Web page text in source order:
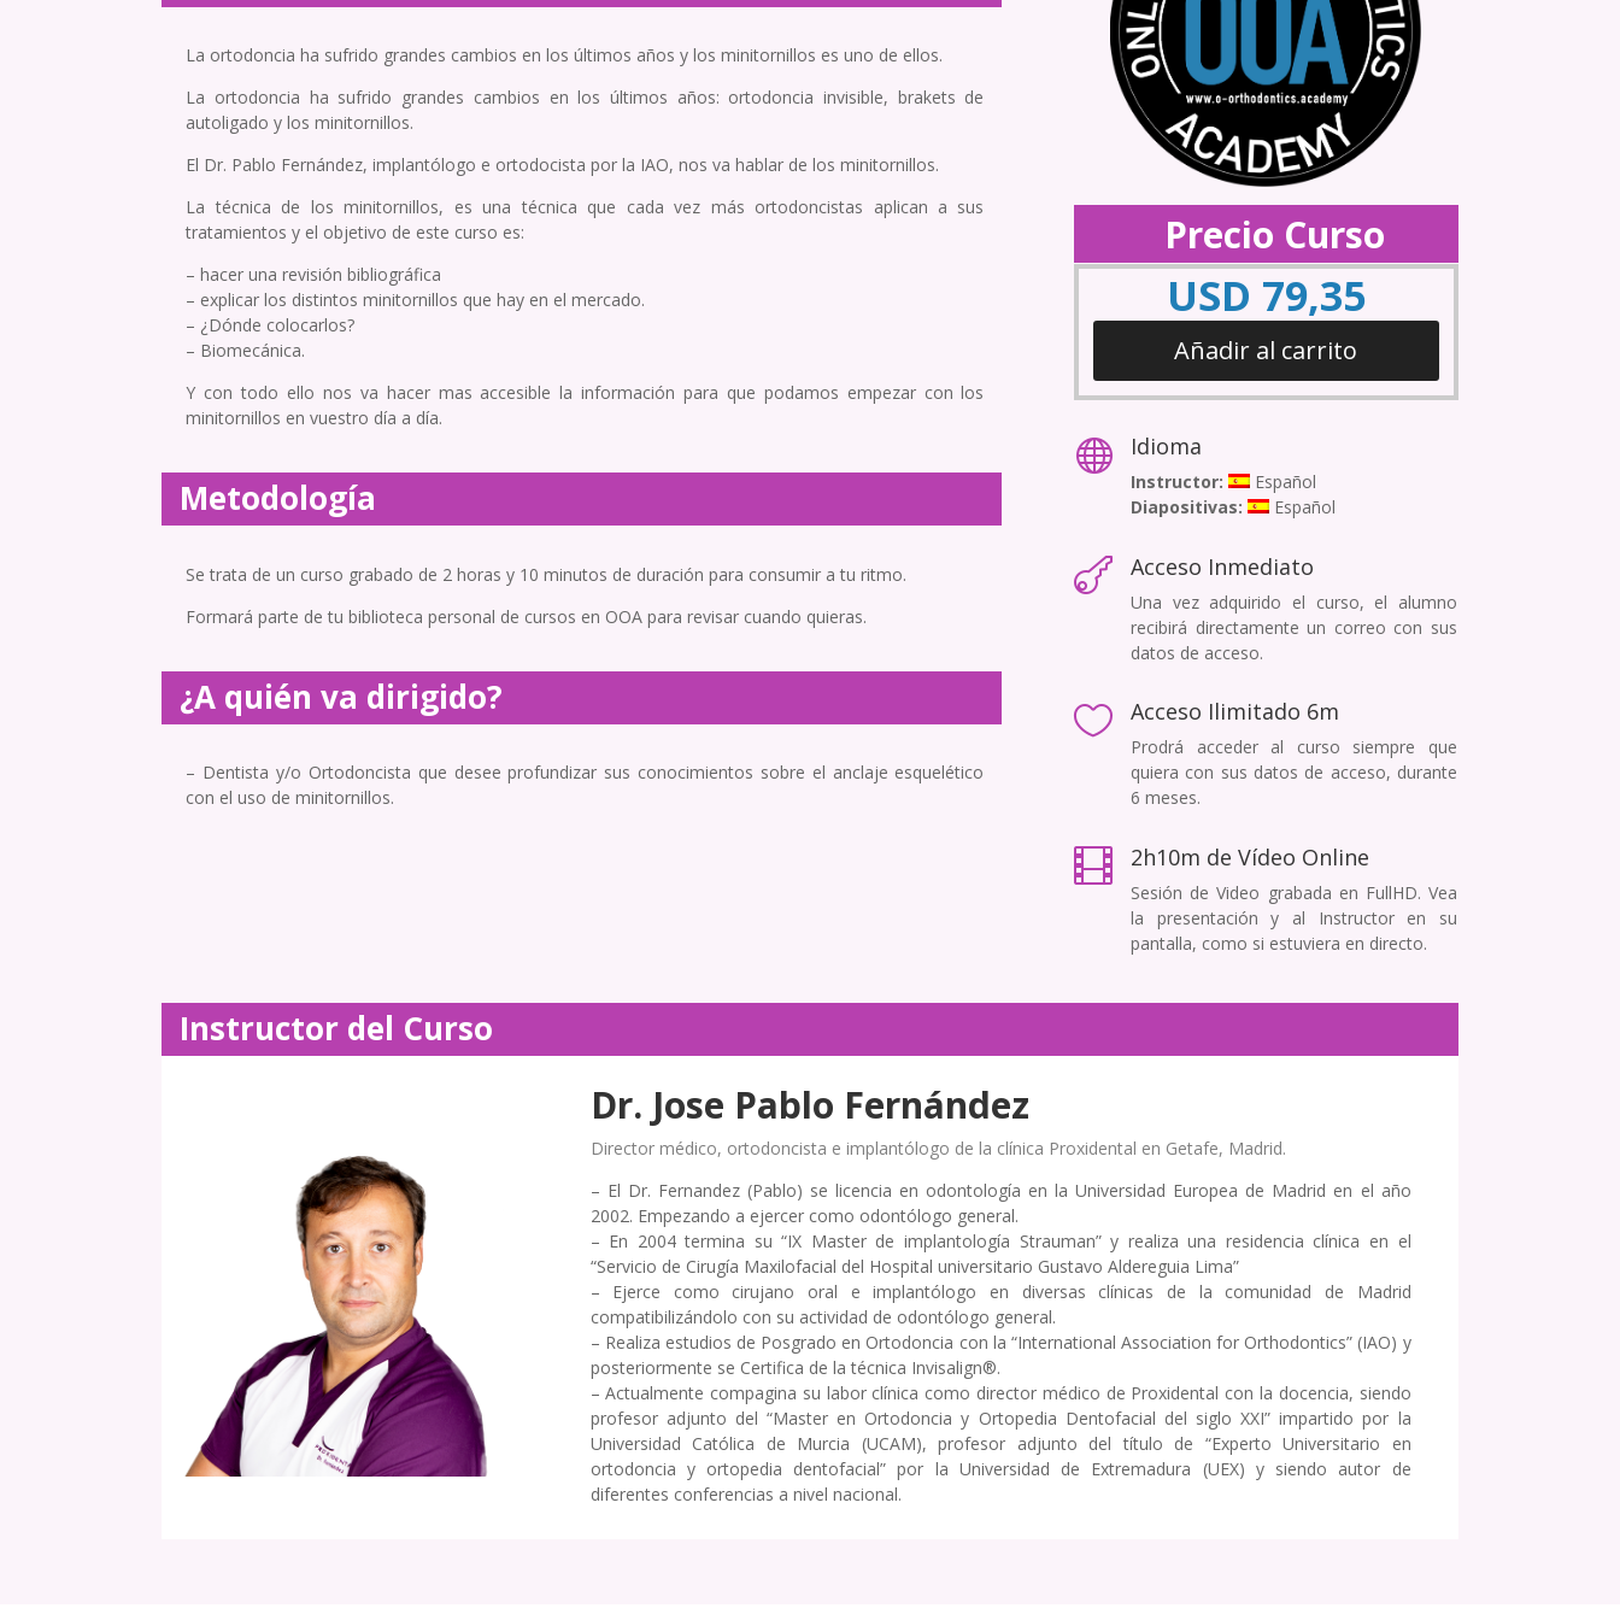
La ortodoncia ha sufrido grandes cambios en los últimos años y los minitornillos es uno de ellos.
La ortodoncia ha sufrido grandes cambios en los últimos años: ortodoncia invisible, brakets de
autoligado y los minitornillos.
El Dr. Pablo Fernández, implantólogo e ortodocista por la IAO, nos va hablar de los minitornillos.
La técnica de los minitornillos, es una técnica que cada vez más ortodoncistas aplican a sus
tratamientos y el objetivo de este curso es:
– hacer una revisión bibliográfica
– explicar los distintos minitornillos que hay en el mercado.
– ¿Dónde colocarlos?
– Biomecánica.
Y con todo ello nos va hacer mas accesible la información para que podamos empezar con los
minitornillos en vuestro día a día.
Metodología
Se trata de un curso grabado de 2 horas y 10 minutos de duración para consumir a tu ritmo.
Formará parte de tu biblioteca personal de cursos en OOA para revisar cuando quieras.
¿A quién va dirigido?
– Dentista y/o Ortodoncista que desee profundizar sus conocimientos sobre el anclaje esquelético
con el uso de minitornillos.
Precio Curso
USD 79,35
Añadir al carrito
 Idioma
Instructor:
Español
Diapositivas:
Español
 Acceso Inmediato
Una vez adquirido el curso, el alumno
recibirá directamente un correo con sus
datos de acceso.
 Acceso Ilimitado 6m
Prodrá acceder al curso siempre que
quiera con sus datos de acceso, durante
6 meses.
 2h10m de Vídeo Online
Sesión de Video grabada en FullHD. Vea
la presentación y al Instructor en su
pantalla, como si estuviera en directo.
Instructor del Curso
Dr. Jose Pablo Fernández
Director médico, ortodoncista e implantólogo de la clínica Proxidental en Getafe, Madrid.
– El Dr. Fernandez (Pablo) se licencia en odontología en la Universidad Europea de Madrid en el año
2002. Empezando a ejercer como odontólogo general.
– En 2004 termina su “IX Master de implantología Strauman” y realiza una residencia clínica en el
“Servicio de Cirugía Maxilofacial del Hospital universitario Gustavo Aldereguia Lima”
– Ejerce como cirujano oral e implantólogo en diversas clínicas de la comunidad de Madrid
compatibilizándolo con su actividad de odontólogo general.
– Realiza estudios de Posgrado en Ortodoncia con la “International Association for Orthodontics” (IAO) y
posteriormente se Certifica de la técnica Invisalign®.
– Actualmente compagina su labor clínica como director médico de Proxidental con la docencia, siendo
profesor adjunto del “Master en Ortodoncia y Ortopedia Dentofacial del siglo XXI” impartido por la
Universidad Católica de Murcia (UCAM), profesor adjunto del título de “Experto Universitario en
ortodoncia y ortopedia dentofacial” por la Universidad de Extremadura (UEX) y siendo autor de
diferentes conferencias a nivel nacional.